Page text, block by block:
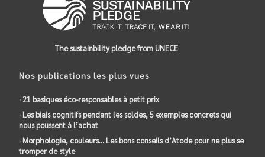
The sustainbility pledge from UNECE
Nos publications les plus vues
· 21 basiques éco-responsables à petit prix
· Les biais cognitifs pendant les soldes, 5 exemples concrets qui
nous poussent à l’achat
· Morphologie, couleurs… Les bons conseils d’Atode pour ne plus se
tromper de style